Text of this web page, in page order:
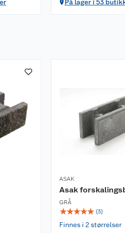
På lager i 53
ASAK
Asak
GRÅ
☆☆☆☆☆ (3)
Finnes i 2 størrelser